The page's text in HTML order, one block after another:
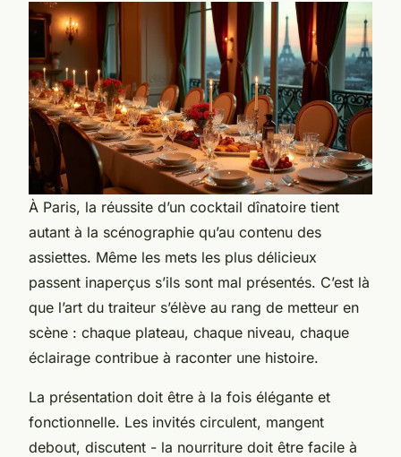
À Paris, la réussite d’un cocktail dînatoire tient
autant à la scénographie qu’au contenu des
assiettes. Même les mets les plus délicieux
passent inaperçus s’ils sont mal présentés. C’est là
que l’art du traiteur s’élève au rang de metteur en
scène : chaque plateau, chaque niveau, chaque
éclairage contribue à raconter une histoire.
La présentation doit être à la fois élégante et
fonctionnelle. Les invités circulent, mangent
debout, discutent - la nourriture doit être facile à